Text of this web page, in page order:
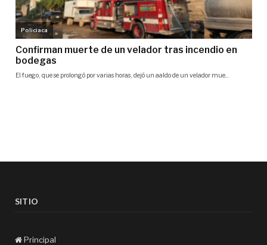
SITIO
Principal